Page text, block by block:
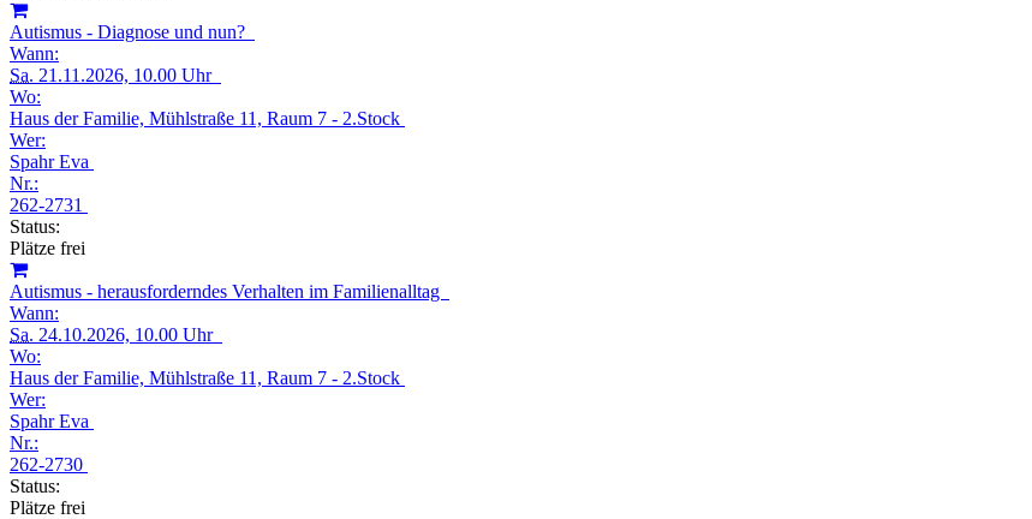
Autismus - Diagnose und nun?
Wann:
Sa. 21.11.2026, 10.00 Uhr
Wo:
Haus der Familie, Mühlstraße 11, Raum 7 - 2.Stock
Wer:
Spahr Eva
Nr.:
262-2731
Status:
Plätze frei
Autismus - herausforderndes Verhalten im Familienalltag
Wann:
Sa. 24.10.2026, 10.00 Uhr
Wo:
Haus der Familie, Mühlstraße 11, Raum 7 - 2.Stock
Wer:
Spahr Eva
Nr.:
262-2730
Status:
Plätze frei